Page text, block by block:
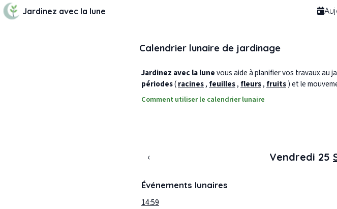
Jardinez avec la lune
Calendrier lunaire de jardinage
Jardinez avec la lunevous aide à planifier vos travaux au
périodes(racines, feuilles, fleurs, fruits) et le
Comment utiliser le calendrier lunaire
‹ Vendredi 25
Événements lunaires
14:59